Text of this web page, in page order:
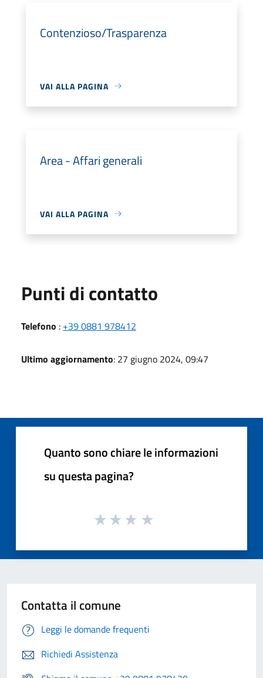
Contenzioso/Trasparenza
VAI ALLA PAGINA
Area - Affari generali
VAI ALLA PAGINA
Punti di contatto
Telefono : +39 0881 978412
Ultimo aggiornamento: 27 giugno 2024, 09:47
Quanto sono chiare le informazioni
su questa pagina?
Contatta il comune
Leggi le domande frequenti
Richiedi Assistenza